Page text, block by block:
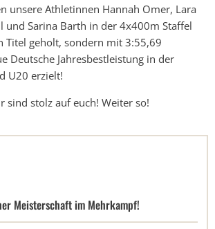
unsere Athletinnen Hannah Omer, Lara
und Sarina Barth in der 4x400m Staffel
Titel geholt, sondern mit 3:55,69
Deutsche Jahresbestleistung in der
U20 erzielt!
sind stolz auf euch! Weiter so!
Meisterschaft im Mehrkampf!